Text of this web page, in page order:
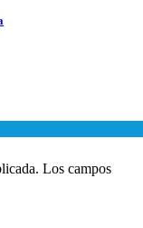
Los campos